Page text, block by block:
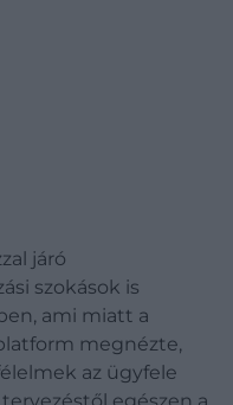
járó
szokások is
ami miatt a
megnézte,
az ügyfele